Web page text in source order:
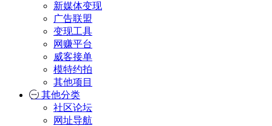
新媒体变现
广告联盟
变现工具
网赚平台
威客接单
模特约拍
其他项目
其他分类
社区论坛
网址导航